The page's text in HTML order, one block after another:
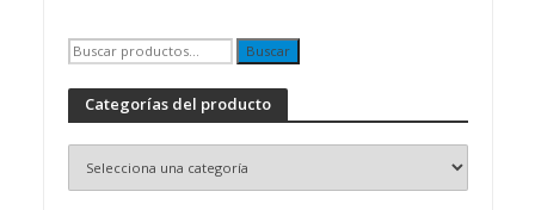
Buscar
por:
Buscar
Categorías del producto